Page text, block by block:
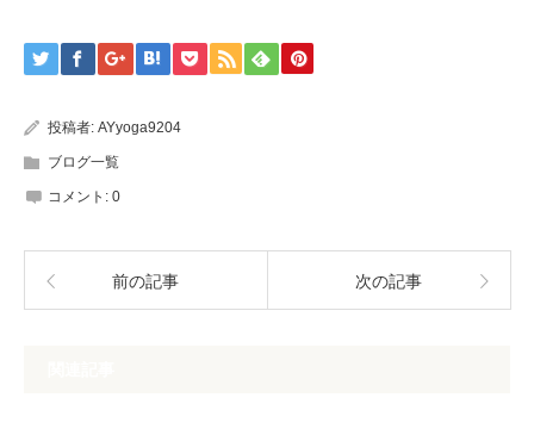
投稿者: AYyoga9204
ブログ一覧
コメント: 0
前の記事 次の記事